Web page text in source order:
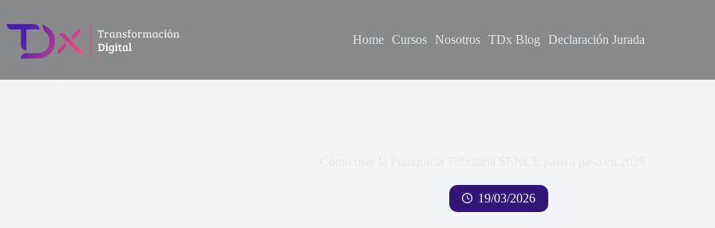
Home Cursos Nosotros TDx Blog Declaración Jurada
19/03/2026